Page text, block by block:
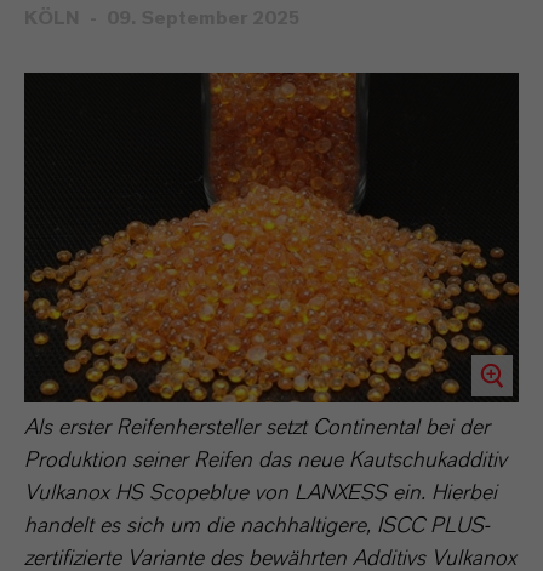
Als erster Reifenhersteller setzt Continental bei der
Produktion seiner Reifen das neue Kautschukadditiv
Vulkanox HS Scopeblue von LANXESS ein. Hierbei
handelt es sich um die nachhaltigere, ISCC PLUS-
zertifizierte Variante des bewährten Additivs Vulkanox